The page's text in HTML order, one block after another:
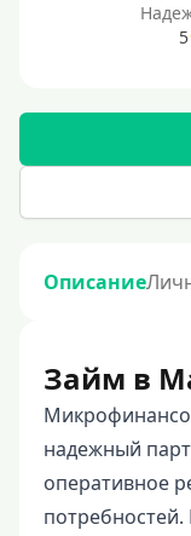
5
Описание
Займ в
надежный
оперативное
потребностей.